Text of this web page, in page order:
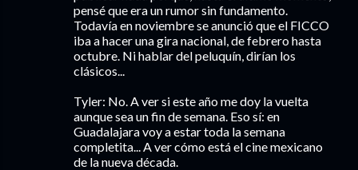
pensé que era un rumor sin fundamento.
Todavía en noviembre se anunció que el FICCO
iba a hacer una gira nacional, de febrero hasta
octubre. Ni hablar del peluquín, dirían los
clásicos...
Tyler: No. A ver si este año me doy la vuelta
aunque sea un fin de semana. Eso sí: en
Guadalajara voy a estar toda la semana
completita... A ver cómo está el cine mexicano
de la nueva década.